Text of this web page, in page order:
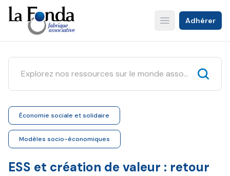
Aller
au
contenu
principal
Open main menu
Adhérer
Économie sociale et solidaire
Modèles socio-économiques
ESS et création de valeur : retour